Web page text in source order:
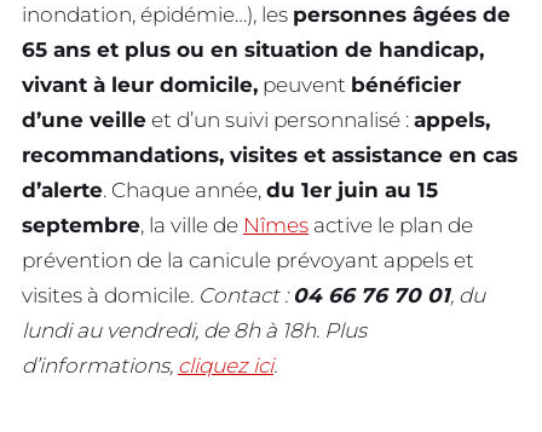
inondation, épidémie…), les personnes âgées de
65 ans et plus ou en situation de handicap,
vivant à leur domicile, peuvent bénéficier
d’une veille et d’un suivi personnalisé : appels,
recommandations, visites et assistance en cas
d’alerte. Chaque année, du 1er juin au 15
septembre, la ville de Nîmes active le plan de
prévention de la canicule prévoyant appels et
visites à domicile. Contact : 04 66 76 70 01, du
lundi au vendredi, de 8h à 18h. Plus
d’informations, cliquez ici.